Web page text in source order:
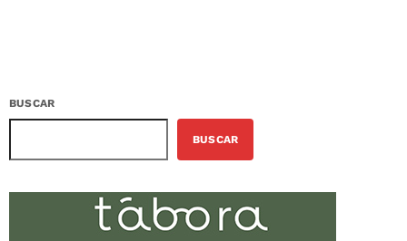
BUSCAR
BUSCAR